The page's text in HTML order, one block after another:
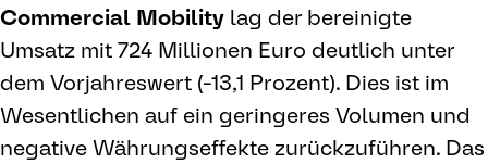
Commercial Mobility lag der bereinigte
Umsatz mit 724 Millionen Euro deutlich unter
dem Vorjahreswert (-13,1 Prozent). Dies ist im
Wesentlichen auf ein geringeres Volumen und
negative Währungseffekte zurückzuführen. Das